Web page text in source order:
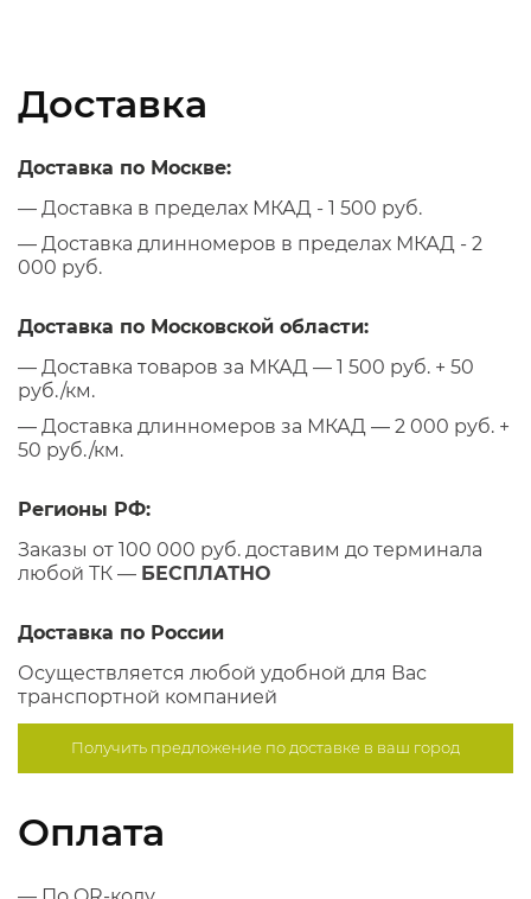
Доставка
Доставка по Москве:
— Доставка в пределах МКАД - 1 500 руб.
— Доставка длинномеров в пределах МКАД - 2
000 руб.
Доставка по Московской области:
— Доставка товаров за МКАД — 1 500 руб. + 50
руб./км.
— Доставка длинномеров за МКАД — 2 000 руб. +
50 руб./км.
Регионы РФ:
Заказы от 100 000 руб. доставим до терминала
любой ТК — БЕСПЛАТНО
Доставка по России
Осуществляется любой удобной для Вас
транспортной компанией
Получить предложение подоставке в ваш город
Оплата